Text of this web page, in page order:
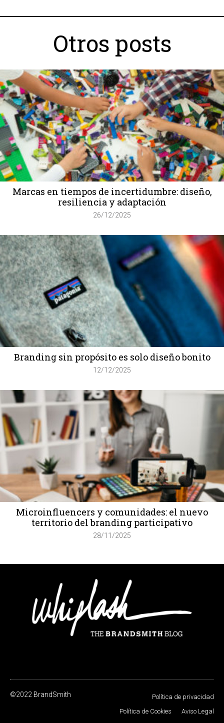
Otros posts
Marcas en tiempos de incertidumbre: diseño,
resiliencia y adaptación
26/12/2025
Branding sin propósito es solo diseño bonito
12/12/2025
Microinfluencers y comunidades: el nuevo
territorio del branding participativo
28/11/2025
©2022 BrandSmith
Política de privacidad
Política de Cookies
Aviso Legal